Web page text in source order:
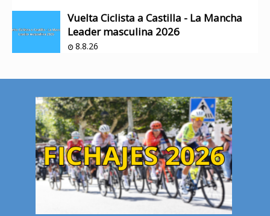
Vuelta Ciclista a Castilla - La Mancha
Leader masculina 2026
8.8.26